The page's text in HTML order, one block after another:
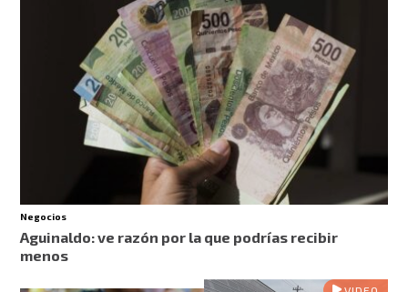
Negocios
Aguinaldo: ve razón por la que podrías recibir
menos